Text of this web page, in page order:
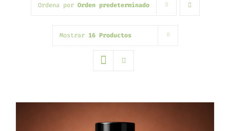
Ordena por Orden predeterminado
Mostrar 16 Productos